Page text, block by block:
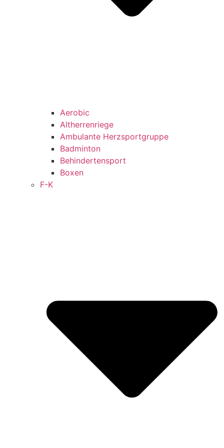
Aerobic
Altherrenriege
Ambulante Herzsportgruppe
Badminton
Behindertensport
Boxen
F-K